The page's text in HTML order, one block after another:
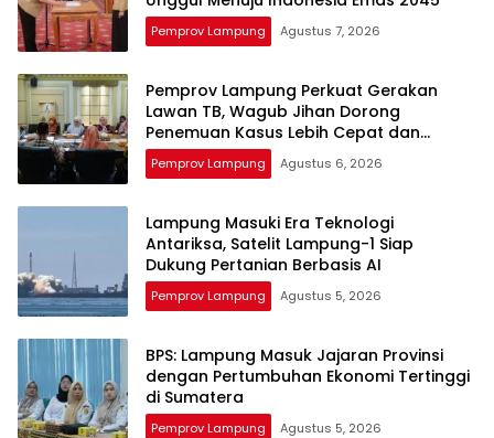
Pemprov Lampung Agustus 7, 2026
Pemprov Lampung Perkuat Gerakan
Lawan TB, Wagub Jihan Dorong
Penemuan Kasus Lebih Cepat dan
Tuntas
Pemprov Lampung Agustus 6, 2026
Lampung Masuki Era Teknologi
Antariksa, Satelit Lampung-1 Siap
Dukung Pertanian Berbasis AI
Pemprov Lampung Agustus 5, 2026
BPS: Lampung Masuk Jajaran Provinsi
dengan Pertumbuhan Ekonomi Tertinggi
di Sumatera
Pemprov Lampung Agustus 5, 2026